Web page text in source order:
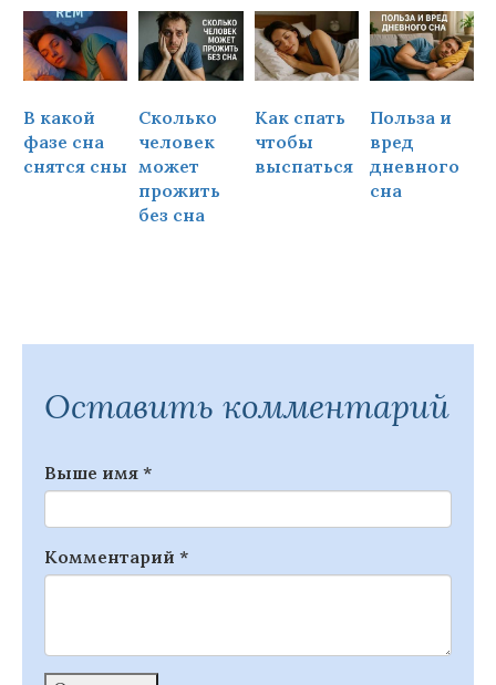
В какой
фазе сна
снятся сны
Сколько
человек
может
прожить
без сна
Как спать
чтобы
выспаться
Польза и
вред
дневного
сна
Оставить комментарий
Выше имя *
Комментарий *